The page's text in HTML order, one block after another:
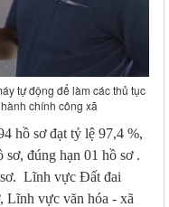
tự động để làm các thủ tục
chính công xã
hồ sơ đạt tỷ lệ 97,4 %,
đúng hạn 01 hồ sơ .
Lĩnh vực Đất đai
Lĩnh vực văn hóa - xã